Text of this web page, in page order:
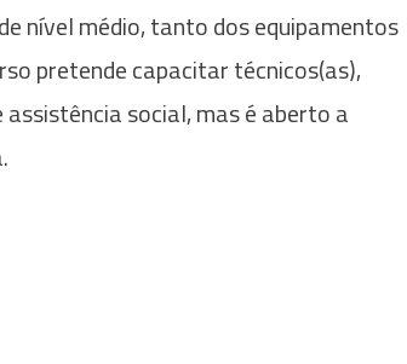
nível médio, tanto dos equipamentos
pretende capacitar técnicos(as),
social, mas é aberto a